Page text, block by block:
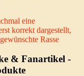
eine
korrekt dargestellt,
Rasse
& Fanartikel -